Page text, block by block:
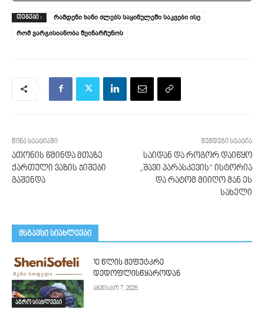
ᲗᲔᲒᲔᲑᲘ :
რამდენი ხანი ძლებს საყინულეში საკვები ისე
რომ ვარგისიანობა შეინარჩუნოს
წინა სტატიაში
ათონის წმინდა მთაზე
ქართული ვაზის ჯიშები
გაშენდა
შემდეგი სტატია
საიდან და როგორ დაიწყო
„შავი პარასკევის“ ისტორია
და რატომ მიიღო მან ეს
სახელი
მსგავსი სიახლეები
აგრო სიახლეები
10 წლის მეფუტკრე
დედოფლისწყაროდან
აგვისტო 7, 2026